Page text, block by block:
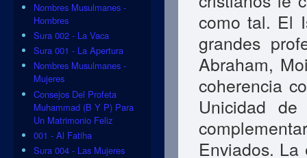
como tal. El
grandes
Abraham,
coherencia
Unicidad
Enviados.
Nombres Musulmanes -
Hombres
Sura 002 - La Vaca
Sura 001 - La Apertura
Nombres Musulmanes -
Mujeres
Consejos Del Profeta
Muhammad (B Y P) Para
Un Matrimonio Feliz
001 - Al Fatiha
Sura 004 - Las Mujeres